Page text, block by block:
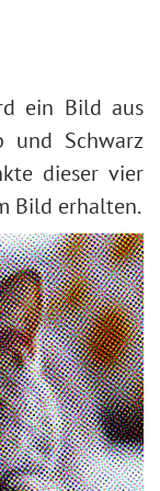
ein Bild aus
und Schwarz
dieser vier
Bild erhalten.